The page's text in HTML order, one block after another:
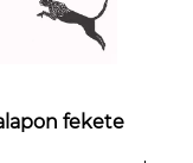
fekete